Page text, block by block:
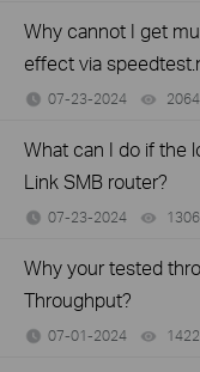
Why cannot I get
effect via
07-23-2024
What can I do if the
Link SMB router?
07-23-2024
Why your tested
Throughput?
07-01-2024